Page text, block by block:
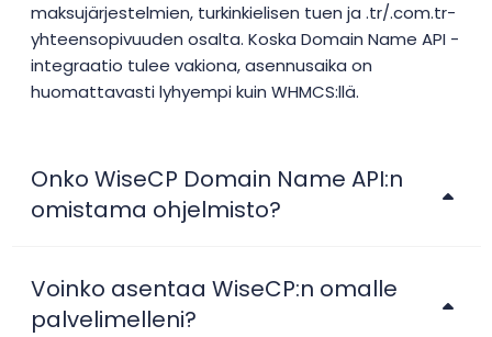
maksujärjestelmien, turkinkielisen tuen ja .tr/.com.tr-
yhteensopivuuden osalta. Koska Domain Name API -
integraatio tulee vakiona, asennusaika on
huomattavasti lyhyempi kuin WHMCS:llä.
Onko WiseCP Domain Name API:n
omistama ohjelmisto?
Voinko asentaa WiseCP:n omalle
palvelimelleni?